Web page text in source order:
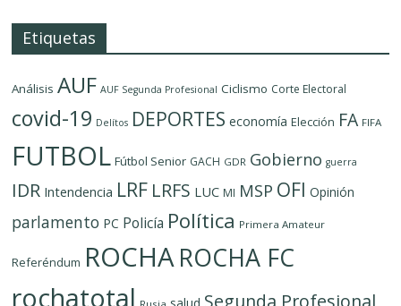
Etiquetas
Análisis AUF AUF Segunda Profesional Ciclismo Corte Electoral
covid-19 Delítos DEPORTES economía Elección FA FIFA
FUTBOL Fútbol Senior GACH GDR Gobierno guerra
IDR Intendencia LRF LRFS LUC MI MSP OFI Opinión
parlamento PC Policía Política Primera Amateur
Referéndum ROCHAROCHA FC
rochatotal